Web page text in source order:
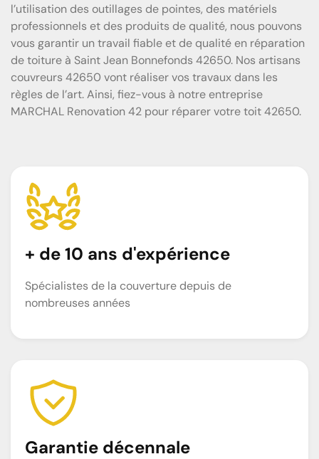
l’utilisation des outillages de pointes, des matériels
professionnels et des produits de qualité, nous pouvons
vous garantir un travail fiable et de qualité en réparation
de toiture à Saint Jean Bonnefonds 42650. Nos artisans
couvreurs 42650 vont réaliser vos travaux dans les
règles de l’art. Ainsi, fiez-vous à notre entreprise
MARCHAL Renovation 42 pour réparer votre toit 42650.
+ de 10 ans d'expérience
Spécialistes de la couverture depuis de
nombreuses années
Garantie décennale